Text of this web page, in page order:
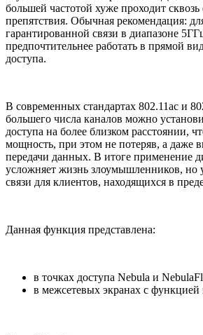
большей частотой хуже проходит
препятствия. Обычная рекомендация:
гарантированной связи в диапазоне
предпочтительнее работать в прямой
доступа.
В современных стандартах 802.11aс и
большего числа каналов можно
доступа на более близком расстоянии,
мощность, при этом не потеряв, а даже
передачи данных. В итоге применение
усложняет жизнь злоумышленников, но
связи для клиентов, находящихся в
Данная функция представлена:
в точках доступа Nebula и
в межсетевых экранах с функцией